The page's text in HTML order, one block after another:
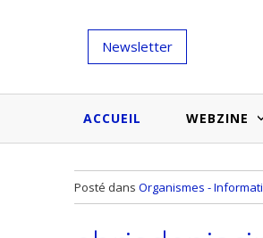
Newsletter
ACCUEIL WEBZINE
Salons et évènementiels
Annuaire
Posté dans Organismes -